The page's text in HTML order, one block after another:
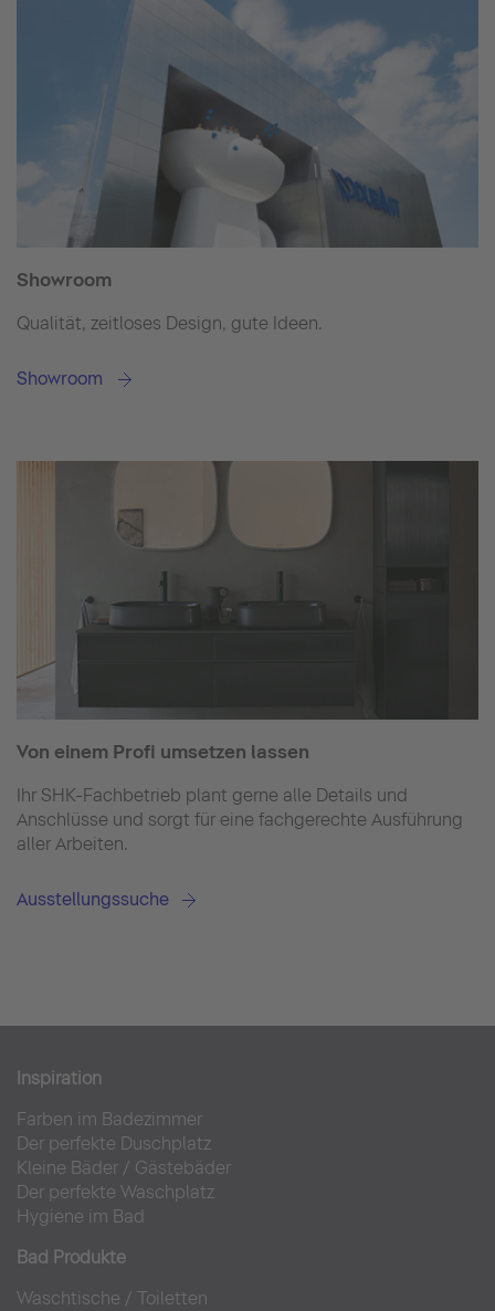
Showroom
Qualität, zeitloses Design, gute Ideen.
Showroom
Von einem Profi umsetzen lassen
Ihr SHK-Fachbetrieb plant gerne alle Details und
Anschlüsse und sorgt für eine fachgerechte Ausführung
aller Arbeiten.
Ausstellungssuche
Inspiration
Farben im Badezimmer
Der perfekte Duschplatz
Kleine Bäder / Gästebäder
Der perfekte Waschplatz
Hygiene im Bad
Bad Produkte
Waschtische / Toiletten